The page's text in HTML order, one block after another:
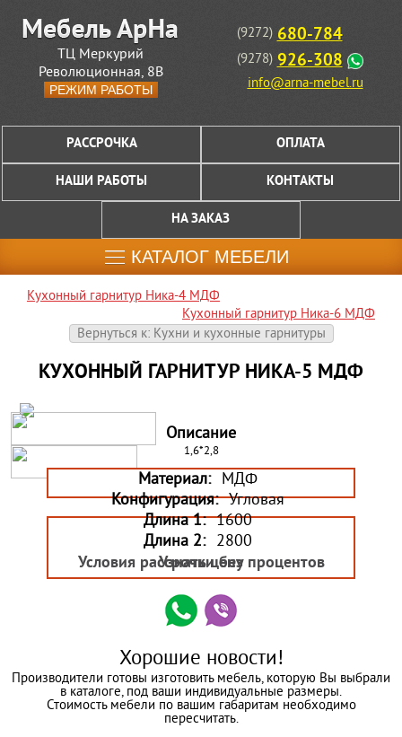
ТЦ Меркурий
Революционная, 8В
РЕЖИМ РАБОТЫ
(9272) 680-784
(9278) 926-308
info@arna-mebel.ru
РАССРОЧКА ОПЛАТА
НАШИ РАБОТЫ КОНТАКТЫ
НА ЗАКАЗ
КАТАЛОГ МЕБЕЛИ
Кухонный гарнитур Ника-4 МДФ
Кухонный гарнитур Ника-6 МДФ
Вернуться к: Кухни и кухонные гарнитуры
КУХОННЫЙ ГАРНИТУР НИКА-5 МДФ
Описание
1,6*2,8
Материал: МДФ
Конфигурация: Угловая
Длина 1: 1600
Длина 2: 2800
Узнать цену
Условия рассрочки без процентов
Хорошие новости!
Производители готовы изготовить мебель, которую Вы выбрали
в каталоге, под ваши индивидуальные размеры.
Стоимость мебели по вашим габаритам необходимо
пересчитать.